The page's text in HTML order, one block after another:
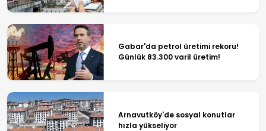
Gabar'da petrol üretimi rekoru!
Günlük 83.300 varil üretim!
Arnavutköy'de sosyal konutlar
hızla yükseliyor